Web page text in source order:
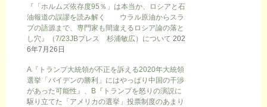
『「ホルムズ依存度95％」は本当か、ロシアと石
油報道の誤謬を読み解く ウラル原油からスラ
ブの語源まで、専門家も間違えるロシア論の落と
し穴』（7/23JBプレス 杉浦敏広）について 202
6年7月26日
A『トランプ大統領が不正を訴える2020年大統領
選挙「バイデンの勝利」にはやっぱり中国の干渉
があった可能性』、B『トランプを怒りの演説に
駆り立てた「アメリカの選挙」投票制度のあまり